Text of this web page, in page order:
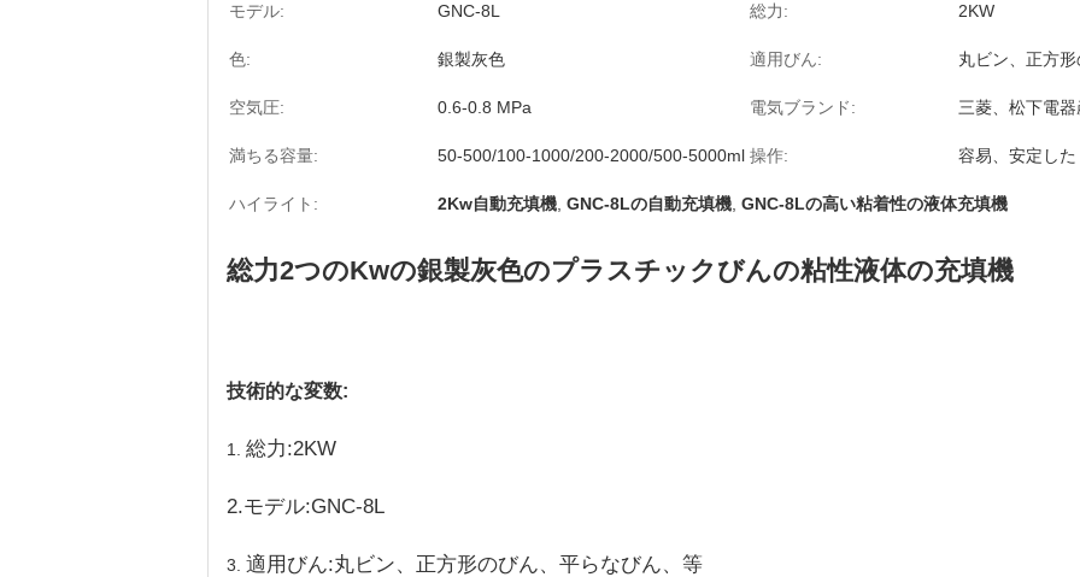
モデル:
GNC-8L 総力: 2KW
色: 銀製灰色 適用びん: 丸ビン、正方
空気圧: 0.6-0.8 MPa 電気ブランド: 三菱、松下電
満ちる容量: 50-500/100-1000/200-2000/500-5000ml 操作: 容易、安定した
ハイライト: 2Kw自動充填機 GNC-8Lの自動充填機 GNC-8Lの高い粘着性の液体充填機
総力2つのKwの銀製灰色のプラスチックびんの粘性液体の充填機
技術的な変数:
1. 総力:2KW
2.モデル:GNC-8L
3. 適用びん:丸ビン、正方形のびん、平らなびん、等